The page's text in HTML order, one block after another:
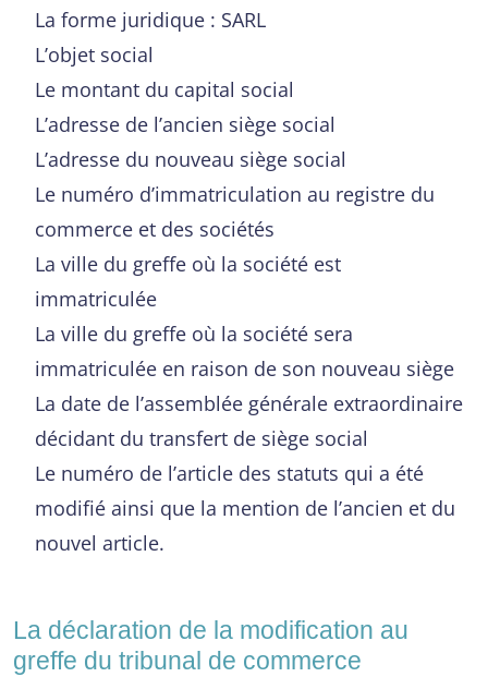
La forme juridique : SARL
L’objet social
Le montant du capital social
L’adresse de l’ancien siège social
L’adresse du nouveau siège social
Le numéro d’immatriculation au registre du
commerce et des sociétés
La ville du greffe où la société est
immatriculée
La ville du greffe où la société sera
immatriculée en raison de son nouveau siège
La date de l’assemblée générale extraordinaire
décidant du transfert de siège social
Le numéro de l’article des statuts qui a été
modifié ainsi que la mention de l’ancien et du
nouvel article.
La déclaration de la modification au
greffe du tribunal de commerce